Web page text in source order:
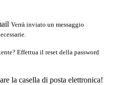
Verrà inviato un messaggio
Effettua il reset della password
la casella di posta elettronica!